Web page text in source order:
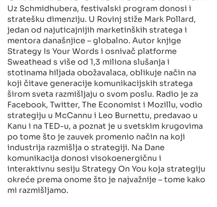
Uz Schmidhubera, festivalski program donosi i
stratešku dimenziju. U Rovinj stiže Mark Pollard,
jedan od najuticajnijih marketinških stratega i
mentora današnjice – globalno. Autor knjige
Strategy Is Your Words i osnivač platforme
Sweathead s više od 1,3 miliona slušanja i
stotinama hiljada obožavalaca, oblikuje način na
koji čitave generacije komunikacijskih stratega
širom sveta razmišljaju o svom poslu. Radio je za
Facebook, Twitter, The Economist i Mozillu, vodio
strategiju u McCannu i Leo Burnettu, predavao u
Kanu i na TED-u, a poznat je u svetskim krugovima
po tome što je zauvek promenio način na koji
industrija razmišlja o strategiji. Na Dane
komunikacija donosi visokoenergičnu i
interaktivnu sesiju Strategy On You koja strategiju
okreće prema onome što je najvažnije – tome kako
mi razmišljamo.